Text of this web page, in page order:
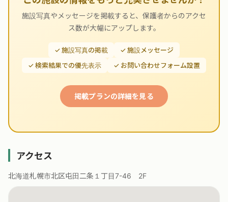
施設写真やメッセージを掲載すると、保護者からのアクセ
ス数が大幅にアップします。
✓ 施設写真の掲載
✓ 施設メッセージ
✓ 検索結果での優先表示
✓ お問い合わせフォーム設置
掲載プランの詳細を見る
アクセス
北海道札幌市北区屯田二条１丁目7-46 2F